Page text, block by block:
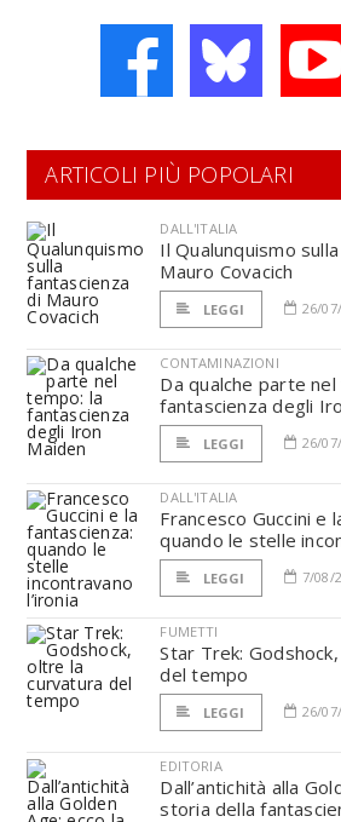
ARTICOLI PIÙ POPOLARI
DALL'ITALIA
Il Qualunquismo
Mauro Covacich
LEGGI 26/
CONTAMINAZIONI
Da qualche parte
fantascienza degli
LEGGI 26/
DALL'ITALIA
Francesco Guccini e
quando le stelle
LEGGI 7/08/
FUMETTI
Star Trek:
del tempo
LEGGI 26/
EDITORIA
Dall’antichità alla
storia della